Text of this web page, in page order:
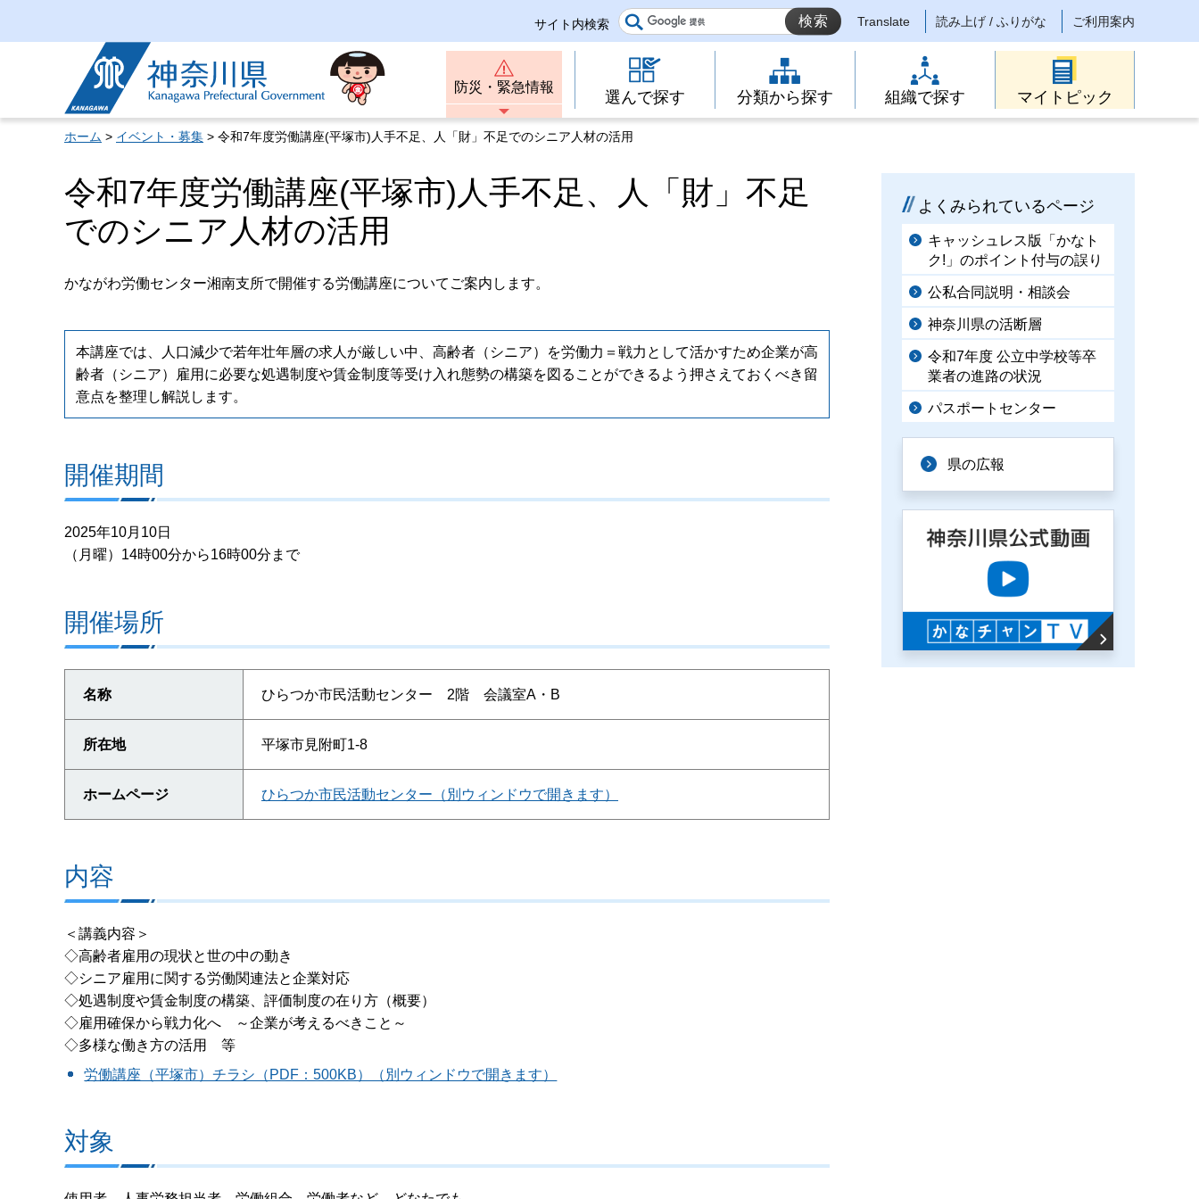
サイト内検索 Translate 読み上げ / ふりがな ご利用案内
神奈川県
防災・緊急情報
選んで探す 分類から探す 組織で探す マイトピック
ホーム > イベント・募集 > 令和7年度労働講座(平塚市)人手不足、人「財」不足でのシニア人材の活用
令和7年度労働講座(平塚市)人手不足、人「財」不足
でのシニア人材の活用
かながわ労働センター湘南支所で開催する労働講座についてご案内します。
本講座では、人口減少で若年壮年層の求人が厳しい中、高齢者（シニア）を労働力＝戦力として活かすため企業が高
齢者（シニア）雇用に必要な処遇制度や賃金制度等受け入れ態勢の構築を図ることができるよう押さえておくべき留
意点を整理し解説します。
開催期間
2025年10月10日
（月曜）14時00分から16時00分まで
開催場所
名称 ひらつか市民活動センター 2階 会議室A・B
所在地 平塚市見附町1-8
ホームページ ひらつか市民活動センター（別ウィンドウで開きます）
内容
＜講義内容＞
◇高齢者雇用の現状と世の中の動き
◇シニア雇用に関する労働関連法と企業対応
◇処遇制度や賃金制度の構築、評価制度の在り方（概要）
◇雇用確保から戦力化へ ～企業が考えるべきこと～
◇多様な働き方の活用 等
労働講座（平塚市）チラシ（PDF：500KB）（別ウィンドウで開きます）
対象
よくみられているページ
キャッシュレス版「かなト
ク!」のポイント付与の誤り
公私合同説明・相談会
神奈川県の活断層
令和7年度 公立中学校等卒
業者の進路の状況
パスポートセンター
県の広報